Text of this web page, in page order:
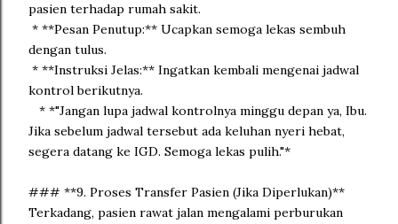
pasien terhadap rumah sakit.
* **Pesan Penutup:** Ucapkan semoga lekas sembuh
dengan tulus.
* **Instruksi Jelas:** Ingatkan kembali mengenai jadwal
kontrol berikutnya.
* *"Jangan lupa jadwal kontrolnya minggu depan ya, Ibu.
Jika sebelum jadwal tersebut ada keluhan nyeri hebat,
segera datang ke IGD. Semoga lekas pulih."*
### **9. Proses Transfer Pasien (Jika Diperlukan)**
Terkadang, pasien rawat jalan mengalami perburukan